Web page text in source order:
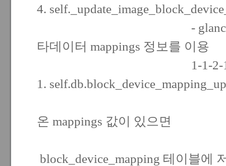
4.
- glance 에서 가
타데이터 mappings 정보를 이용
1-1-2-1-
1.
온 mappings 값이 있으면
block_device_mapping 테이블에